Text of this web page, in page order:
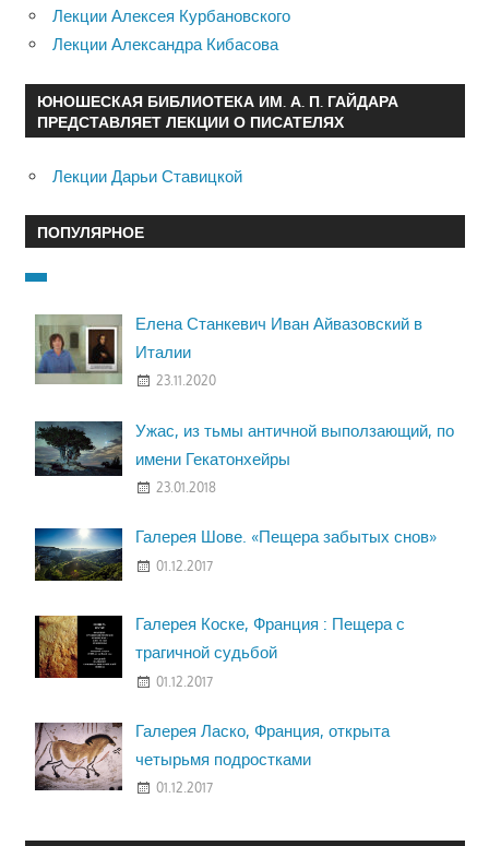
Лекции Алексея Курбановского
Лекции Александра Кибасова
ЮНОШЕСКАЯ БИБЛИОТЕКА ИМ. А. П. ГАЙДАРА
ПРЕДСТАВЛЯЕТ ЛЕКЦИИ О ПИСАТЕЛЯХ
Лекции Дарьи Ставицкой
ПОПУЛЯРНОЕ
Елена Станкевич Иван Айвазовский в
Италии
23.11.2020
Ужас, из тьмы античной выползающий, по
имени Гекатонхейры
23.01.2018
Галерея Шове. «Пещера забытых снов»
01.12.2017
Галерея Коске, Франция : Пещера с
трагичной судьбой
01.12.2017
Галерея Ласко, Франция, открыта
четырьмя подростками
01.12.2017